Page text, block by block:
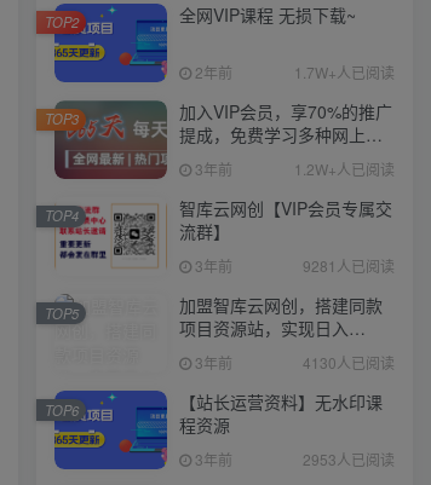
全网VIP课程 无损下载~
2年前 1.7W+人已阅读
TOP2
加入VIP会员，享70%的推广
提成，免费学习多种网上创
业课程，菜鸟秒变大神！
3年前 1.2W+人已阅读
TOP3
智库云网创【VIP会员专属交
流群】
3年前 9281人已阅读
TOP4
加盟智库云网创，搭建同款
项目资源站，实现日入
2000+
3年前 4130人已阅读
TOP5
【站长运营资料】无水印课
程资源
3年前 2953人已阅读
TOP6